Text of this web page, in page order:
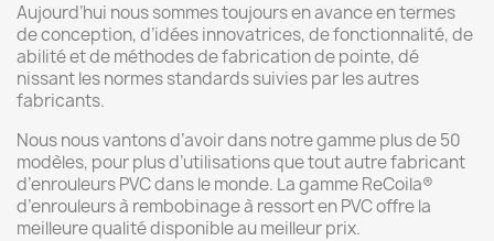
Aujourd’hui nous sommes toujours en avance en termes
de conception, d’idées innovatrices, de fonctionnalité, de
abilité et de méthodes de fabrication de pointe, dé
nissant les normes standards suivies par les autres
fabricants.
Nous nous vantons d’avoir dans notre gamme plus de 50
modèles, pour plus d’utilisations que tout autre fabricant
d’enrouleurs PVC dans le monde. La gammeReCoila®
d’enrouleurs à rembobinage à ressort en PVC offre la
meilleure qualité disponible au meilleur prix.